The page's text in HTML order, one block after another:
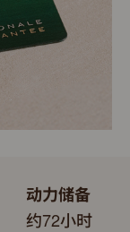
动力储备
约72小时